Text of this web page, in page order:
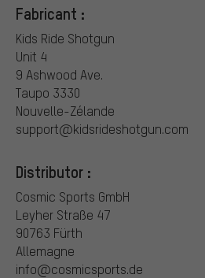
Fabricant :
Kids Ride Shotgun
Unit 4
9 Ashwood Ave.
Taupo 3330
Nouvelle-Zélande
support@kidsrideshotgun.com
Distributor :
Cosmic Sports GmbH
Leyher Straße 47
90763 Fürth
Allemagne
info@cosmicsports.de